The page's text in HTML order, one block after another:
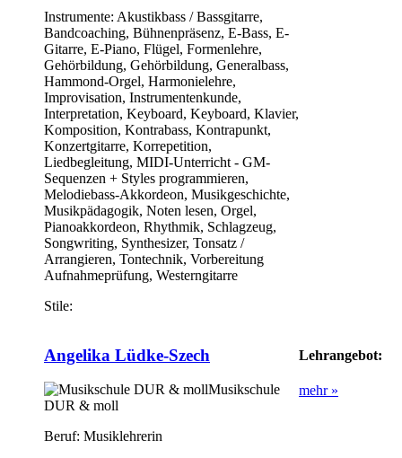
Instrumente: Akustikbass / Bassgitarre,
Bandcoaching, Bühnenpräsenz, E-Bass, E-
Gitarre, E-Piano, Flügel, Formenlehre,
Gehörbildung, Gehörbildung, Generalbass,
Hammond-Orgel, Harmonielehre,
Improvisation, Instrumentenkunde,
Interpretation, Keyboard, Keyboard, Klavier,
Komposition, Kontrabass, Kontrapunkt,
Konzertgitarre, Korrepetition,
Liedbegleitung, MIDI-Unterricht - GM-
Sequenzen + Styles programmieren,
Melodiebass-Akkordeon, Musikgeschichte,
Musikpädagogik, Noten lesen, Orgel,
Pianoakkordeon, Rhythmik, Schlagzeug,
Songwriting, Synthesizer, Tonsatz /
Arrangieren, Tontechnik, Vorbereitung
Aufnahmeprüfung, Westerngitarre
Stile:
Angelika Lüdke-Szech
Musikschule
DUR & moll
Beruf: Musiklehrerin
Lehrangebot:
mehr »